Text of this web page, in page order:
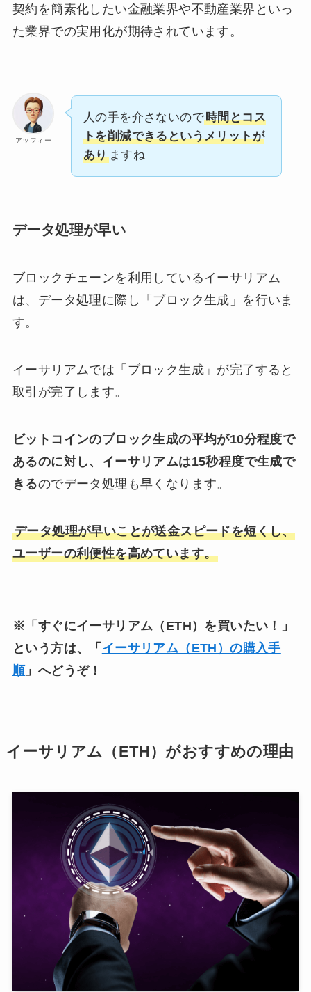
契約を簡素化したい金融業界や不動産業界といっ
た業界での実用化が期待されています。
アッフィー
人の手を介さないので時間とコス
トを削減できるというメリットが
ありますね
データ処理が早い
ブロックチェーンを利用しているイーサリアム
は、データ処理に際し「ブロック生成」を行いま
す。
イーサリアムでは「ブロック生成」が完了すると
取引が完了します。
ビットコインのブロック生成の平均が10分程度で
あるのに対し、イーサリアムは15秒程度で生成で
きるのでデータ処理も早くなります。
データ処理が早いことが送金スピードを短くし、
ユーザーの利便性を高めています。
※「すぐにイーサリアム（ETH）を買いたい！」
という方は、「 イーサリアム（ETH）の購入手
順」へどうぞ！
イーサリアム（ETH）がおすすめの理由